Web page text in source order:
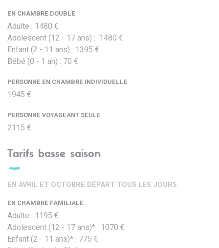
EN CHAMBRE DOUBLE
Adulte : 1480 €
Adolescent (12 - 17 ans) : 1480 €
Enfant (2 - 11 ans) : 1395 €
Bébé (0 - 1 an) : 70 €
PERSONNE EN CHAMBRE INDIVIDUELLE
1945 €
PERSONNE VOYAGEANT SEULE
2115 €
Tarifs basse saison
EN AVRIL ET OCTOBRE DÉPART TOUS LES JOURS
EN CHAMBRE FAMILIALE
Adulte : 1195 €
Adolescent (12 - 17 ans)* : 1070 €
Enfant (2 - 11 ans)* : 775 €